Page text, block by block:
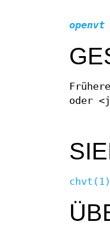
oder
chvt(1)